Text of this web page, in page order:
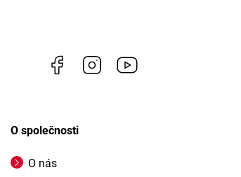
Facebook Instagram
O společnosti
O nás